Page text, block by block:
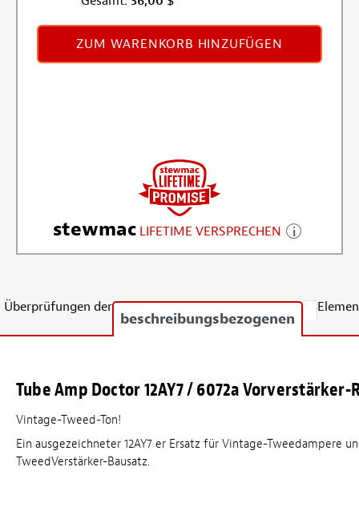
ZUM WARENKORB HINZUFÜGEN
stewmac LIFETIME VERSPRECHEN
Überprüfungen der
beschreibungsbezogenen
Tube Amp Doctor 12AY7 / 6072a Vorverstärker-
Vintage-Tweed-Ton!
Ein ausgezeichneter 12AY7 er Ersatz für Vintage-Tweedampere
TweedVerstärker-Bausatz.